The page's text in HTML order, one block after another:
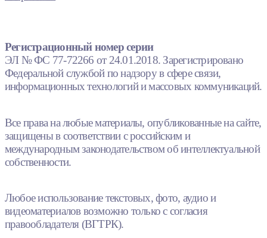
Регистрационный номер серии
ЭЛ № ФС 77-72266 от 24.01.2018. Зарегистрировано
Федеральной службой по надзору в сфере связи,
информационных технологий и массовых коммуникаций.
Все права на любые материалы, опубликованные на сайте,
защищены в соответствии с российским и
международным законодательством об интеллектуальной
собственности.
Любое использование текстовых, фото, аудио и
видеоматериалов возможно только с согласия
правообладателя (ВГТРК).